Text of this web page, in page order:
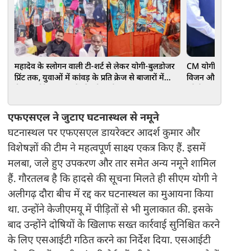
महादेव के स्लोगन वाली टी-शर्ट से लेकर योगी-बुलडोजर
प्रिंट तक, युवाओं में कांवड़ के प्रति क्रेज से बाजारों में
CM योगी से
विजन और
एफएसएल ने जुटाए घटनास्थल से नमूने
घटनास्थल पर एफएसएल डायरेक्टर आदर्श कुमार और
विशेषज्ञों की टीम ने महत्वपूर्ण साक्ष्य एकत्र किए हैं. इसमें
मलबा, जले हुए उपकरण और तार समेत अन्य नमूने शामिल
हैं. गौरतलब है कि हादसे की सूचना मिलते ही सीएम योगी ने
अलीगढ़ दौरा बीच में रद्द कर घटनास्थल का मुआयना किया
था. उन्होंने केजीएमयू में पीड़ितों से भी मुलाकात की. इसके
बाद उन्होंने दोषियों के खिलाफ सख्त कार्रवाई सुनिश्चित करने
के लिए एसआईटी गठित करने का निर्देश दिया. एसआईटी